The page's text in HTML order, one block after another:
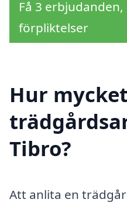
Få 3
förpliktelser
Hur
Tibro?
Att anlita en